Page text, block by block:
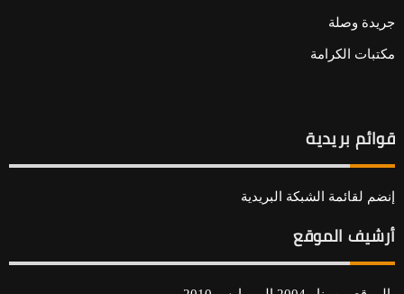
جريدة وصلة
مكتبات الكرامة
قوائم بريدية
إنضم لقائمة الشبكة البريدية
أرشيف الموقع